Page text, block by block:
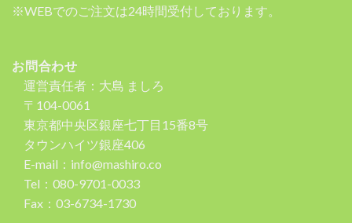
※WEBでのご注文は24時間受付しております。
お問合わせ
運営責任者：大島 ましろ
〒104-0061
東京都中央区銀座七丁目15番8号
タウンハイツ銀座406
E-mail：info@mashiro.co
Tel：080-9701-0033
Fax：03-6734-1730